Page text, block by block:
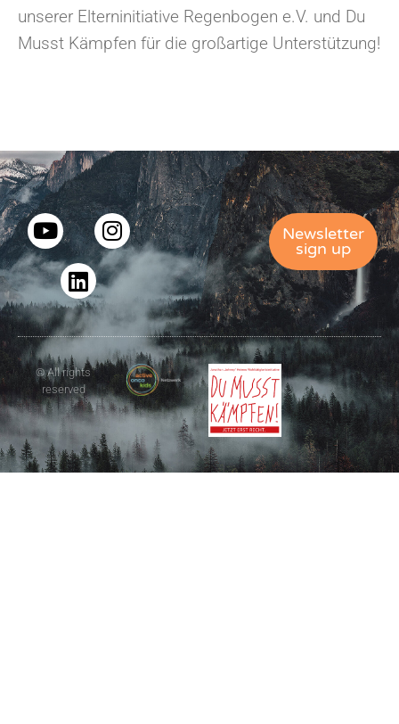
unserer Elterninitiative Regenbogen e.V. und Du
Musst Kämpfen für die großartige Unterstützung!
Newsletter
sign up
© All rights
reserved